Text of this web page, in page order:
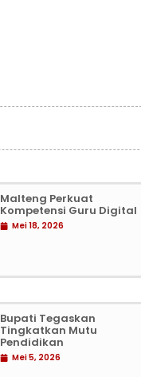
Malteng Perkuat
Kompetensi Guru Digital
Mei 18, 2026
Bupati Tegaskan
Tingkatkan Mutu
Pendidikan
Mei 5, 2026